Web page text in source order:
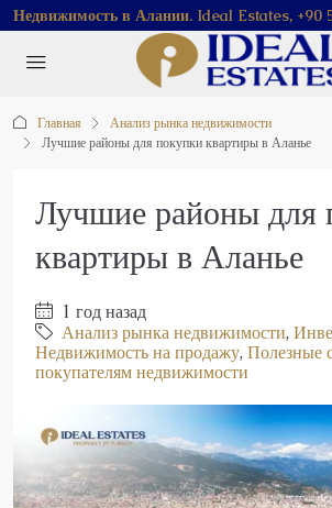
Недвижимость в Алании. Ideal Estates, +90
Главная
Анализ рынка недвижимости
Лучшие районы для покупки квартиры в Аланье
Лучшие районы для
квартиры в Аланье
1 год назад
Анализ рынка недвижимости,
Недвижимость на продажу, Полезные
покупателям недвижимости